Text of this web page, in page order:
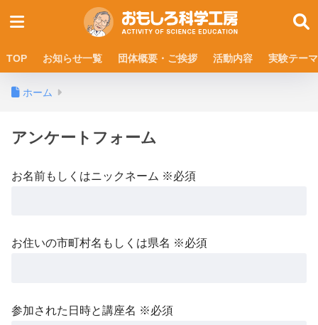
TOP お知らせ一覧 団体概要・ご挨拶 活動内容 実験テーマ
ホーム
アンケートフォーム
お名前もしくはニックネーム ※必須
お住いの市町村名もしくは県名 ※必須
参加された日時と講座名 ※必須